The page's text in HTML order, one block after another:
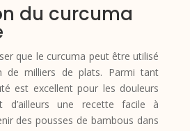
du curcuma
que le curcuma peut être utilisé
de milliers de plats. Parmi tant
est excellent pour les douleurs
d’ailleurs une recette facile à
des pousses de bambous dans